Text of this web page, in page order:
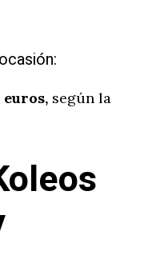
euros, según la